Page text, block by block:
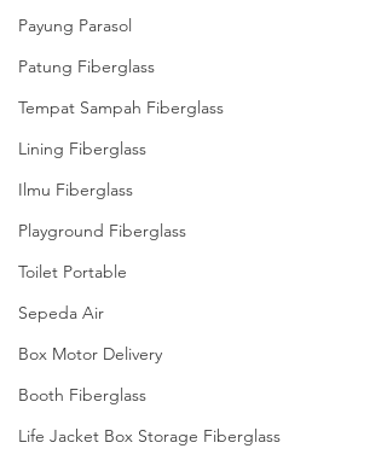
Payung Parasol
Patung Fiberglass
Tempat Sampah Fiberglass
Lining Fiberglass
Ilmu Fiberglass
Playground Fiberglass
Toilet Portable
Sepeda Air
Box Motor Delivery
Booth Fiberglass
Life Jacket Box Storage Fiberglass